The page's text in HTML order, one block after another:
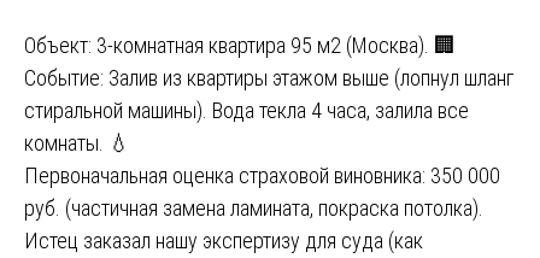
Объект: 3-комнатная квартира 95 м2 (Москва). 🏢
Событие: Залив из квартиры этажом выше (лопнул шланг
стиральной машины). Вода текла 4 часа, залила все
комнаты. 💧
Первоначальная оценка страховой виновника: 350 000
руб. (частичная замена ламината, покраска потолка).
Истец заказал нашу экспертизу для суда (как